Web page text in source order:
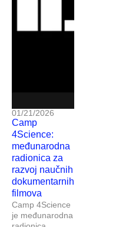
01/21/2026
Camp
4Science:
međunarodna
radionica za
razvoj naučnih
dokumentarnih
filmova
Camp 4Science
je međunarodna